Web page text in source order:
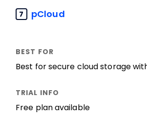
7 pCloud
Best for secure cloud storage
Free plan available